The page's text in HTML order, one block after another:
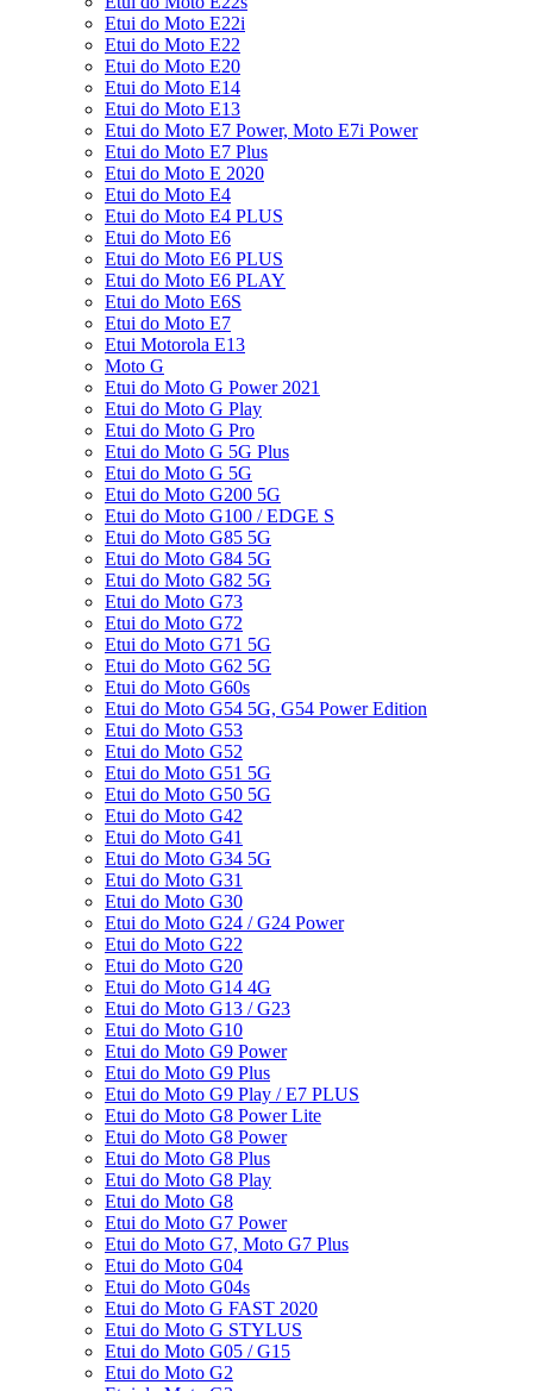
Etui do Moto E22i
Etui do Moto E22
Etui do Moto E20
Etui do Moto E14
Etui do Moto E13
Etui do Moto E7 Power, Moto E7i Power
Etui do Moto E7 Plus
Etui do Moto E 2020
Etui do Moto E4
Etui do Moto E4 PLUS
Etui do Moto E6
Etui do Moto E6 PLUS
Etui do Moto E6 PLAY
Etui do Moto E6S
Etui do Moto E7
Etui Motorola E13
Moto G
Etui do Moto G Power 2021
Etui do Moto G Play
Etui do Moto G Pro
Etui do Moto G 5G Plus
Etui do Moto G 5G
Etui do Moto G200 5G
Etui do Moto G100 / EDGE S
Etui do Moto G85 5G
Etui do Moto G84 5G
Etui do Moto G82 5G
Etui do Moto G73
Etui do Moto G72
Etui do Moto G71 5G
Etui do Moto G62 5G
Etui do Moto G60s
Etui do Moto G54 5G, G54 Power Edition
Etui do Moto G53
Etui do Moto G52
Etui do Moto G51 5G
Etui do Moto G50 5G
Etui do Moto G42
Etui do Moto G41
Etui do Moto G34 5G
Etui do Moto G31
Etui do Moto G30
Etui do Moto G24 / G24 Power
Etui do Moto G22
Etui do Moto G20
Etui do Moto G14 4G
Etui do Moto G13 / G23
Etui do Moto G10
Etui do Moto G9 Power
Etui do Moto G9 Plus
Etui do Moto G9 Play / E7 PLUS
Etui do Moto G8 Power Lite
Etui do Moto G8 Power
Etui do Moto G8 Plus
Etui do Moto G8 Play
Etui do Moto G8
Etui do Moto G7 Power
Etui do Moto G7, Moto G7 Plus
Etui do Moto G04
Etui do Moto G04s
Etui do Moto G FAST 2020
Etui do Moto G STYLUS
Etui do Moto G05 / G15
Etui do Moto G2